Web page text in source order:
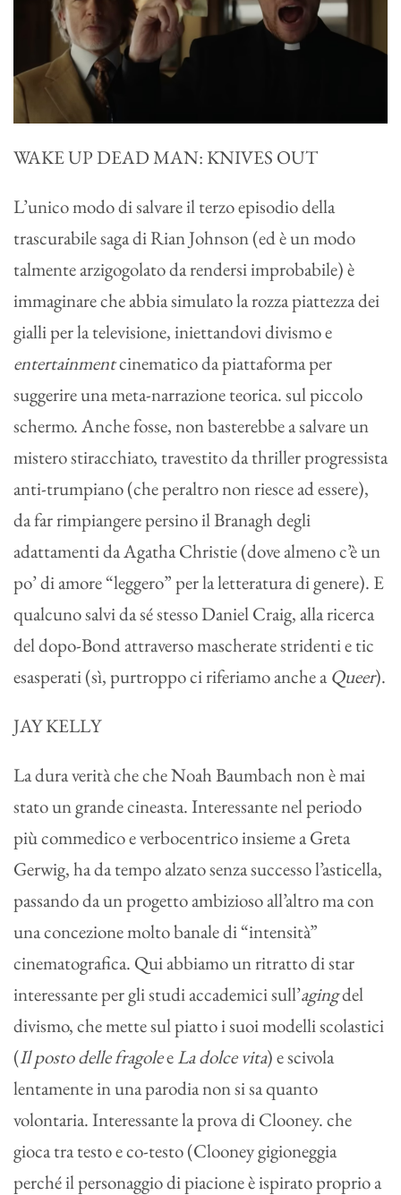
WAKE UP DEAD MAN: KNIVES OUT
L’unico modo di salvare il terzo episodio della
trascurabile saga di Rian Johnson (ed è un modo
talmente arzigogolato da rendersi improbabile) è
immaginare che abbia simulato la rozza piattezza dei
gialli per la televisione, iniettandovi divismo e
entertainmentcinematico da piattaforma per
suggerire una meta-narrazione teorica. sul piccolo
schermo. Anche fosse, non basterebbe a salvare un
mistero stiracchiato, travestito da thriller progressista
anti-trumpiano (che peraltro non riesce ad essere),
da far rimpiangere persino il Branagh degli
adattamenti da Agatha Christie (dove almeno c’è un
po’ di amore “leggero” per la letteratura di genere). E
qualcuno salvi da sé stesso Daniel Craig, alla ricerca
del dopo-Bond attraverso mascherate stridenti e tic
esasperati (sì, purtroppo ci riferiamo anche aQueer).
JAY KELLY
La dura verità che che Noah Baumbach non è mai
stato un grande cineasta. Interessante nel periodo
più commedico e verbocentrico insieme a Greta
Gerwig, ha da tempo alzato senza successo l’asticella,
passando da un progetto ambizioso all’altro ma con
una concezione molto banale di “intensità”
cinematografica. Qui abbiamo un ritratto di star
interessante per gli studi accademici sull’agingdel
divismo, che mette sul piatto i suoi modelli scolastici
(Il posto delle fragoleeLa dolce vita) e scivola
lentamente in una parodia non si sa quanto
volontaria. Interessante la prova di Clooney. che
gioca tra testo e co-testo (Clooney gigioneggia
perché il personaggio di piacione è ispirato proprio a